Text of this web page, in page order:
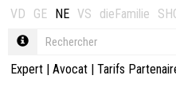
VD GE NE VS dieFamilie
Expert | Avocat | Tarifs